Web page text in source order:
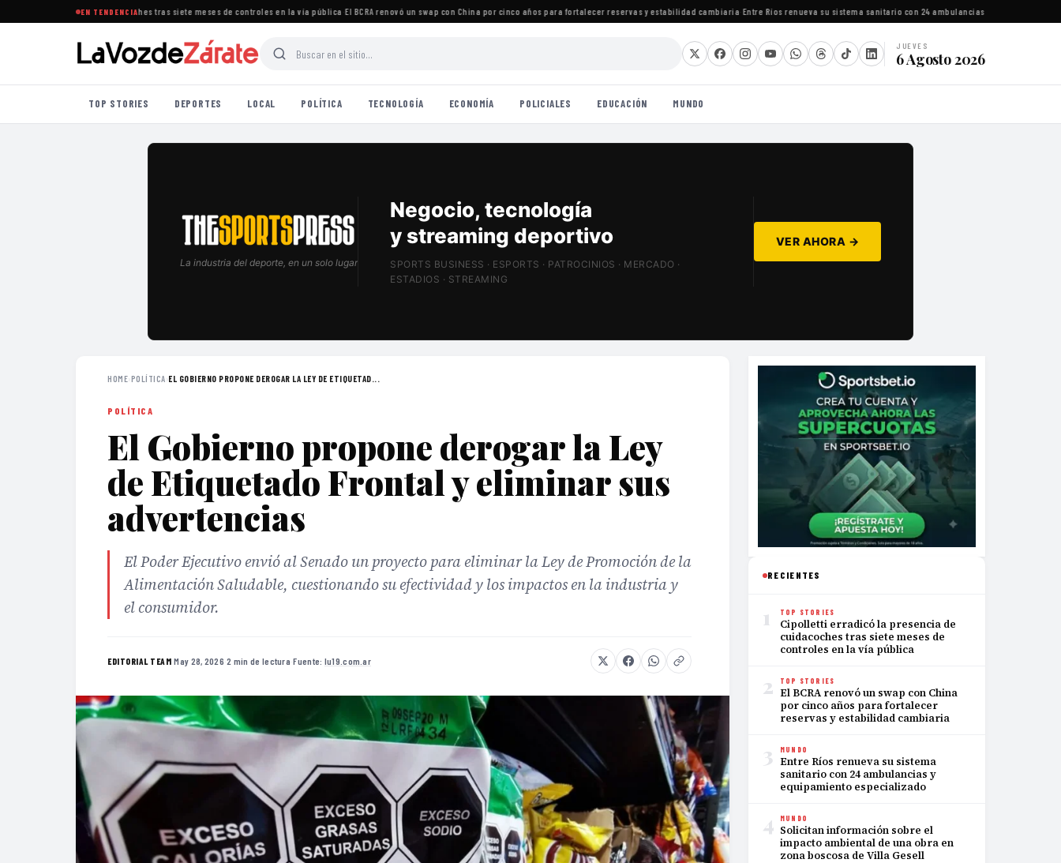
EN TENDENCIA
la presencia de cuidacoches tras siete meses de controles en la vía pública·El BCRA renovó un swap con China por cinco años para fortalecer reservas y estabilidad cambiaria·Entre Ríos renueva su sistema sanitario con 24 ambulancias y equipamiento
JUEVES
6 Agosto 2026
TOP STORIES DEPORTES LOCAL POLÍTICA TECNOLOGÍA ECONOMÍA POLICIALES EDUCACIÓN MUNDO
La industria del deporte, en un solo lugar
Patrocinios, estadios
y Sports Tech
SPORTS BUSINESS · ESPORTS · PATROCINIOS · MERCADO ·
ESTADIOS · STREAMING
VER AHORA →
HOME›POLÍTICA›EL GOBIERNO PROPONE DEROGAR LA LEY DE ETIQUETAD...
POLÍTICA
El Gobierno propone derogar la Ley
de Etiquetado Frontal y eliminar sus
advertencias
El Poder Ejecutivo envió al Senado un proyecto para eliminar la Ley de Promoción de la
Alimentación Saludable, cuestionando su efectividad y los impactos en la industria y
el consumidor.
EDITORIAL TEAM·May 28, 2026·2 min de lectura·Fuente: lu19.com.ar
RECIENTES
1 TOP STORIES
Cipolletti erradicó la presencia de
cuidacoches tras siete meses de
controles en la vía pública
2 TOP STORIES
El BCRA renovó un swap con China
por cinco años para fortalecer
reservas y estabilidad cambiaria
3 MUNDO
Entre Ríos renueva su sistema
sanitario con 24 ambulancias y
equipamiento especializado
4 MUNDO
Solicitan información sobre el
impacto ambiental de una obra en
zona boscosa de Villa Gesell